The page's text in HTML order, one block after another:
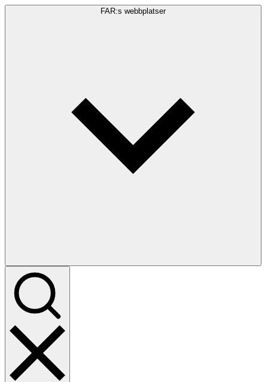
FAR:s webbplatser